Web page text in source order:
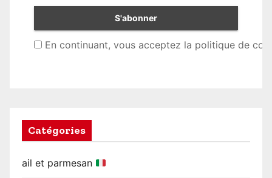
En continuant, vous acceptez la politique de
Catégories
ail et parmesan